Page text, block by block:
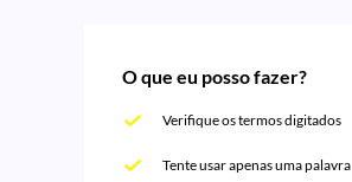
O que eu posso fazer?
Verifique os termos digitados
Tente usar apenas uma palavra